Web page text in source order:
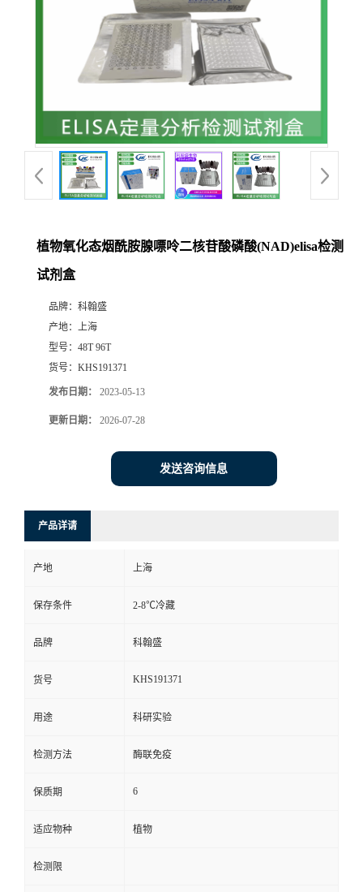
植物氧化态烟酰胺腺嘌呤二核苷酸磷酸(NAD)elisa检测
试剂盒
品牌： 科翰盛
产地： 上海
型号： 48T 96T
货号： KHS191371
发布日期： 2023-05-13
更新日期： 2026-07-28
发送咨询信息
产品详请
产地 上海
保存条件 2-8℃冷藏
品牌 科翰盛
货号 KHS191371
用途 科研实验
检测方法 酶联免疫
保质期 6
适应物种 植物
检测限